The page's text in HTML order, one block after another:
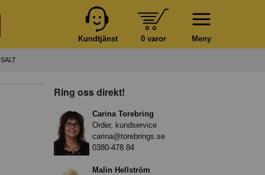
Meny
0 varor
Kundtjänst
Ring oss direkt!
Carina Torebring
Order, kundservice
carina@torebrings.se
0380-478 84
Malin Hellström